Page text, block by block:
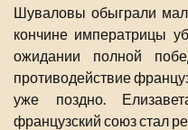
Шуваловы обыграли
кончине императрицы
ожидании полной
противодействие
уже поздно.
французский союз стал